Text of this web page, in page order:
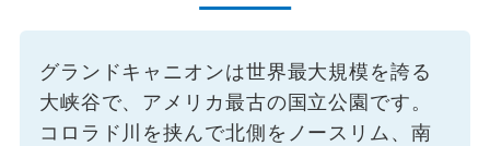
グランドキャニオンは世界最大規模を誇る
大峡谷で、アメリカ最古の国立公園です。
コロラド川を挟んで北側をノースリム、南